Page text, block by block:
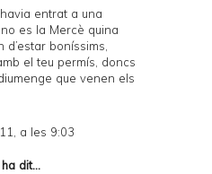
entrat a una
es la Mercè quina
boníssims,
el teu permís, doncs
que venen els
a les 9:03
ha dit...